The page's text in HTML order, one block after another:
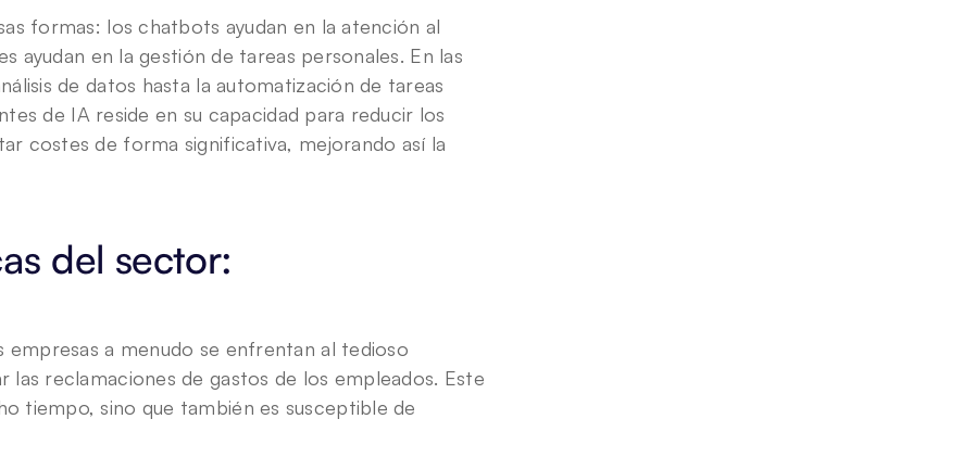
formas: los chatbots ayudan en la atención al
ayudan en la gestión de tareas personales. En las
de datos hasta la automatización de tareas
de IA reside en su capacidad para reducir los
costes de forma significativa, mejorando así la
del sector:
a menudo se enfrentan al tedioso
reclamaciones de gastos de los empleados. Este
tiempo, sino que también es susceptible de